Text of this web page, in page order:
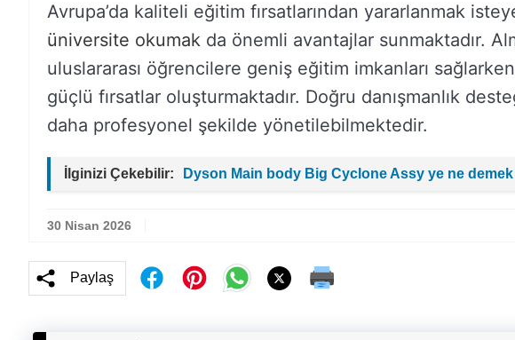
Avrupa’da kaliteli eğitim fırsatlarından yararlanmak
üniversite okumak da önemli avantajlar sunmaktadır.
uluslararası öğrencilere geniş eğitim imkanları
güçlü fırsatlar oluşturmaktadır. Doğru danışmanlık
daha profesyonel şekilde yönetilebilmektedir.
İlginizi Çekebilir: Dyson Main body Big Cyclone Assy ye ne demek
30 Nisan 2026
Paylaş